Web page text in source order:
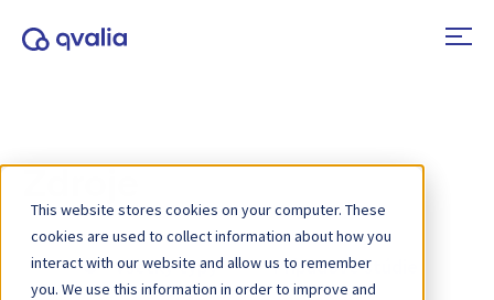
This website stores cookies on your computer. These
cookies are used to collect information about how you
interact with our website and allow us to remember
you. We use this information in order to improve and
Všetky typy
Prípadové štúdie